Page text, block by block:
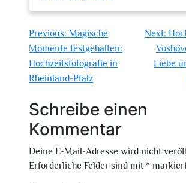
Beitragsnavigation
Previous: Magische
Momente festgehalten:
Hochzeitsfotografie in
Rheinland-Pfalz
Next:
Liebe
Schreibe einen
Kommentar
Deine E-Mail-Adresse wird nicht
Erforderliche Felder sind mit *